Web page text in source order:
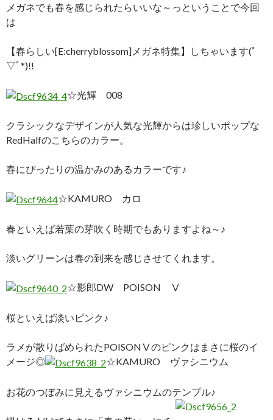
メガネでも春を感じられたらいいな～っということで今回
は
【春らしい[E:cherryblossom]メガネ特集】しちゃいます(ﾟ
▽ﾟ*)!!
☆光輝 008
クラシックなデザインが人気な光輝からは珍しいポップな
RedHalfのこちらのカラー。
春にぴったりの温かみのあるカラーです♪
☆KAMURO カロ
春といえば若葉の芽吹く時期でもありますよね～♪
淡いグリーンは春の到来を感じさせてくれます。
☆影郎DW POISON Ⅴ
桜といえば淡いピンク♪
ラメが散りばめられたPOISONⅤのピンクはまさに桜のイ
メージ◎
☆KAMURO ヴァシニウム
お花のつぼみに見えるヴァシニウムのテンプル♪